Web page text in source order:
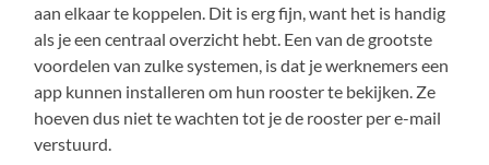
aan elkaar te koppelen. Dit is erg fijn, want het is handig
als je een centraal overzicht hebt. Een van de grootste
voordelen van zulke systemen, is dat je werknemers een
app kunnen installeren om hun rooster te bekijken. Ze
hoeven dus niet te wachten tot je de rooster per e-mail
verstuurd.